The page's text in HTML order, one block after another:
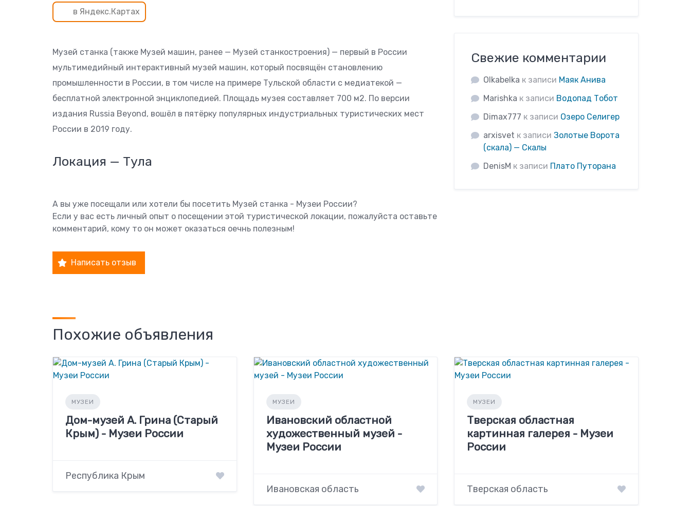
в Яндекс.Картах
Музей станка (также Музей машин, ранее — Музей станкостроения) — первый в России
мультимедийный интерактивный музей машин, который посвящён становлению
промышленности в России, в том числе на примере Тульской области с медиатекой —
бесплатной электронной энциклопедией. Площадь музея составляет 700 м2. По версии
издания Russia Beyond, вошёл в пятёрку популярных индустриальных туристических мест
России в 2019 году.
Локация — Тула
А вы уже посещали или хотели бы посетить Музей станка - Музеи России?
Если у вас есть личный опыт о посещении этой туристической локации, пожалуйста оставьте
комментарий, кому то он может оказаться оечнь полезным!
Написать отзыв
Свежие комментарии
Olkabelka к записи Маяк Анива
Marishka к записи Водопад Тобот
Dimax777 к записи Озеро Селигер
arxisvet к записиЗолотые Ворота
(скала) — Скалы
DenisM к записи Плато Путорана
Похожие объявления
МУЗЕИ
Дом-музей А. Грина (Старый
Крым) - Музеи России
Республика Крым
МУЗЕИ
Ивановский областной
художественный музей -
Музеи России
Ивановская область
МУЗЕИ
Тверская областная
картинная галерея - Музеи
России
Тверская область